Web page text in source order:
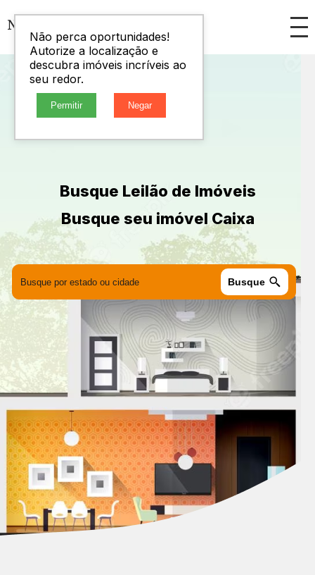
Busque Leilão de Imóveis
Busque seu imóvel Caixa
Busque
Não perca oportunidades!
Autorize a localização e
descubra imóveis incríveis ao
seu redor.
Permitir Negar